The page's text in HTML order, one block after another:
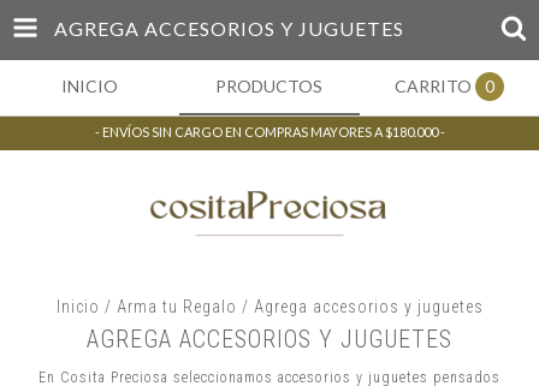
AGREGA ACCESORIOS Y JUGUETES
INICIO PRODUCTOS CARRITO 0
- ENVÍOS SIN CARGO EN COMPRAS MAYORES A $180.000 -
Inicio / Arma tu Regalo / Agrega accesorios y juguetes
AGREGA ACCESORIOS Y JUGUETES
En Cosita Preciosa seleccionamos accesorios y juguetes pensados